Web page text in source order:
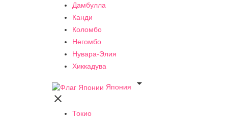
Дамбулла
Канди
Коломбо
Негомбо
Нувара-Элия
Хиккадува
Япония


Токио